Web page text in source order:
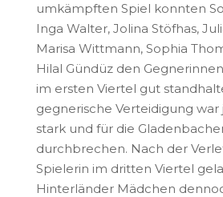
umkämpften Spiel konnten
Inga Walter, Jolina Stöfhas,
Marisa Wittmann, Sophia
Hilal Gündüz den
im ersten Viertel gut
gegnerische Verteidigung war
stark und für die
durchbrechen. Nach der
Spielerin im dritten Viertel
Hinterländer Mädchen